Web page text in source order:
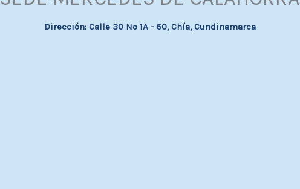
Dirección: Calle 30 Nº 1A - 60, Chía, Cundinamarca